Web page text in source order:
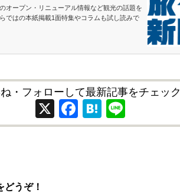
オープン・リニューアル情報など観光の話題を
ではの本紙掲載1面特集やコラムも試し読みで
・フォローして最新記事をチェック
X Facebook
Hatena
うぞ！